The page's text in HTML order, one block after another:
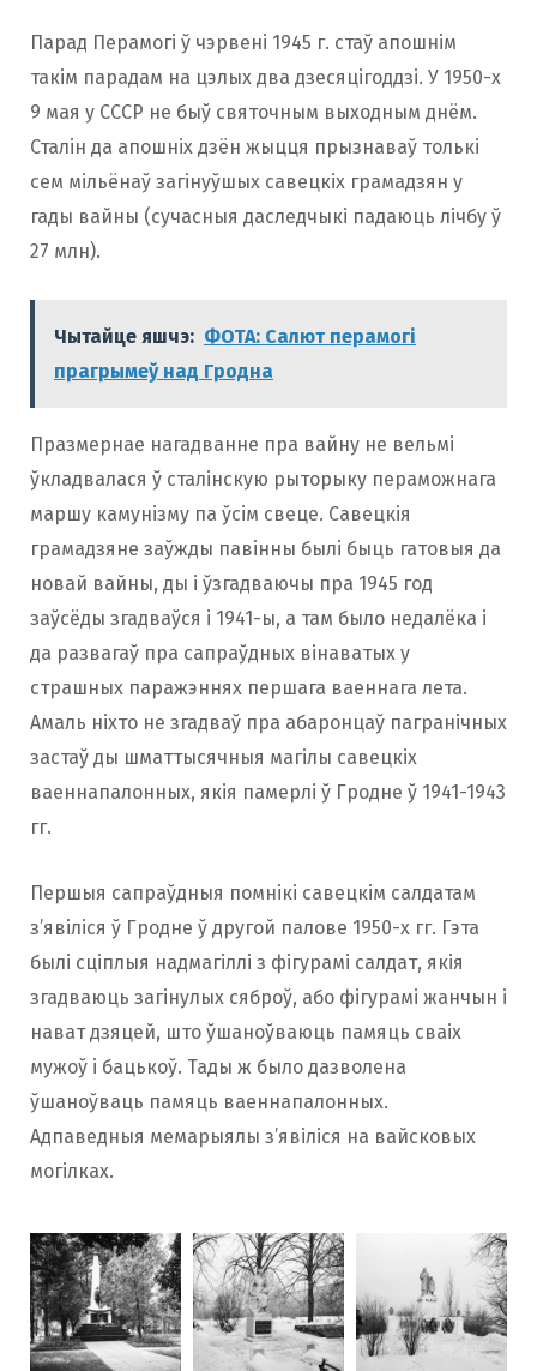
Парад Перамогі ў чэрвені 1945 г. стаў апошнім
такім парадам на цэлых два дзесяцігоддзі. У 1950-х
9 мая у СССР не быў святочным выходным днём.
Сталін да апошніх дзён жыцця прызнаваў толькі
сем мільёнаў загінуўшых савецкіх грамадзян у
гады вайны (сучасныя даследчыкі падаюць лічбу ў
27 млн).
Чытайце яшчэ: ФОТА: Cалют перамогі
прагрымеў над Гродна
Празмернае нагадванне пра вайну не вельмі
ўкладвалася ў сталінскую рыторыку пераможнага
маршу камунізму па ўсім свеце. Савецкія
грамадзяне заўжды павінны былі быць гатовыя да
новай вайны, ды і ўзгадваючы пра 1945 год
заўсёды згадваўся і 1941-ы, а там было недалёка і
да развагаў пра сапраўдных вінаватых у
страшных паражэннях першага ваеннага лета.
Амаль ніхто не згадваў пра абаронцаў пагранічных
застаў ды шматтысячныя магілы савецкіх
ваеннапалонных, якія памерлі ў Гродне ў 1941-1943
гг.
Першыя сапраўдныя помнікі савецкім салдатам
з’явіліся ў Гродне ў другой палове 1950-х гг. Гэта
былі сціплыя надмагіллі з фігурамі салдат, якія
згадваюць загінулых сяброў, або фігурамі жанчын і
нават дзяцей, што ўшаноўваюць памяць сваіх
мужоў і бацькоў. Тады ж было дазволена
ўшаноўваць памяць ваеннапалонных.
Адпаведныя мемарыялы з’явіліся на вайсковых
могілках.